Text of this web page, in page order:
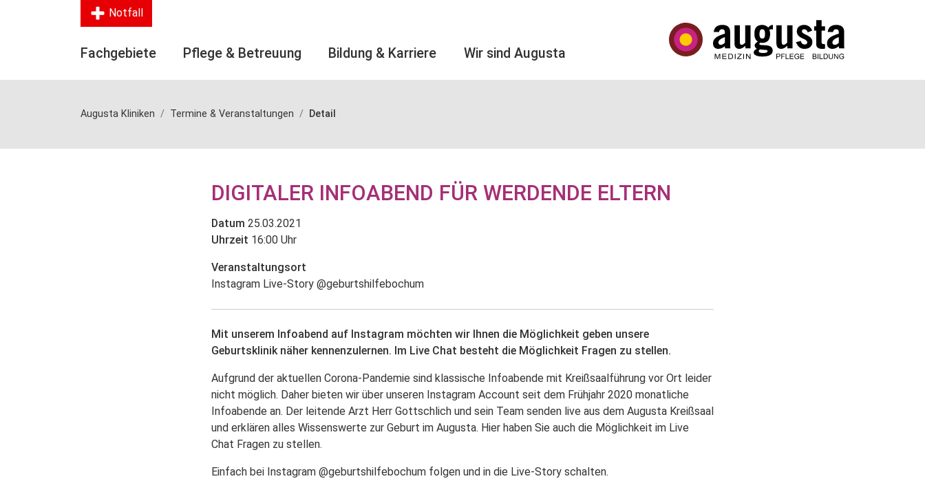
Notfall
Fachgebiete Pflege & Betreuung Bildung & Karriere Wir sind Augusta
Augusta Kliniken Termine & Veranstaltungen Detail
DIGITALER INFOABEND FÜR WERDENDE ELTERN
Datum 25.03.2021
Uhrzeit 16:00 Uhr
Veranstaltungsort
Instagram Live-Story @geburtshilfebochum
Mit unserem Infoabend auf Instagram möchten wir Ihnen die Möglichkeit geben unsere
Geburtsklinik näher kennenzulernen. Im Live Chat besteht die Möglichkeit Fragen zu stellen.
Aufgrund der aktuellen Corona-Pandemie sind klassische Infoabende mit Kreißsaalführung vor Ort leider
nicht möglich. Daher bieten wir über unseren Instagram Account seit dem Frühjahr 2020 monatliche
Infoabende an. Der leitende Arzt Herr Gottschlich und sein Team senden live aus dem Augusta Kreißsaal
und erklären alles Wissenswerte zur Geburt im Augusta. Hier haben Sie auch die Möglichkeit im Live
Chat Fragen zu stellen.
Einfach bei Instagram @geburtshilfebochum folgen und in die Live-Story schalten.